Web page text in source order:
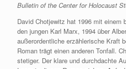
Bulletin of the Center for Holocaust
David Chotjewitz hat 1996 mit einem
den jungen Karl Marx, 1994 über
außerordentliche erzählerische Kraft
Roman trägt einen anderen Tonfall.
stetiger. Der klare und durchdachte